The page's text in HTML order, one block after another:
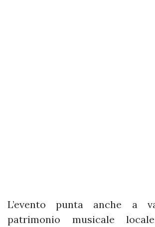
L’evento punta anche a
patrimonio musicale